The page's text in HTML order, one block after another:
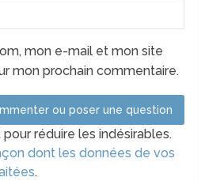
mon e-mail et mon site
mon prochain commentaire.
réduire les indésirables.
dont les données de vos
.